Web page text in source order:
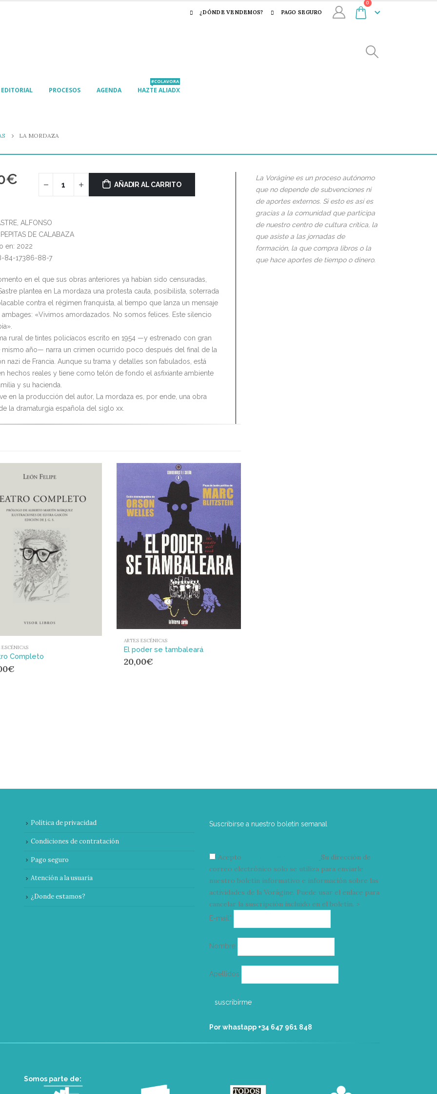
¿DÓNDE VENDEMOS? PAGO SEGURO
0
EDITORIAL PROCESOS AGENDA HAZTE ALIADX
#COLAVORA
LA MORDAZA
€ AÑADIR AL CARRITO
ALFONSO
DE CALABAZA
en: 2022
84-17386-88-7
en el que sus obras anteriores ya habían sido censuradas,
plantea en La mordaza una protesta cauta, posibilista, soterrada
contra el régimen franquista, al tiempo que lanza un mensaje
ambages: «Vivimos amordazados. No somos felices. Este silencio
rural de tintes policíacos escrito en 1954 —y estrenado con gran
mismo año— narra un crimen ocurrido poco después del final de la
nazi de Francia. Aunque su trama y detalles son fabulados, está
hechos reales y tiene como telón de fondo el asfixiante ambiente
y su hacienda.
en la producción del autor, La mordaza es, por ende, una obra
la dramaturgia española del siglo xx.
ESCÉNICAS
Completo
€
ARTES ESCÉNICAS
El poder se tambaleará
20,00€
La Vorágine es un proceso autónomo
que no depende de subvenciones ni
de aportes externos. Si esto es así es
gracias a la comunidad que participa
de nuestro centro de cultura crítica, la
que asiste a las jornadas de
formación, la que compra libros o la
que hace aportes de tiempo o dinero.
Política de privacidad
Condiciones de contratación
Pago seguro
Atención a la usuaria
¿Donde estamos?
Suscribirse a nuestro boletín semanal
Acepto
Su dirección de
correo electrónico solo se utiliza para enviarle
nuestro boletín informativo e información sobre las
actividades de la Vorágine. Puede usar el enlace para
cancelar la suscripción incluido en el boletín. >
E-mail*
electrónico
Nombre
Apellidos
Por whastapp +34 ‭647 961 848‬
Somos parte de: